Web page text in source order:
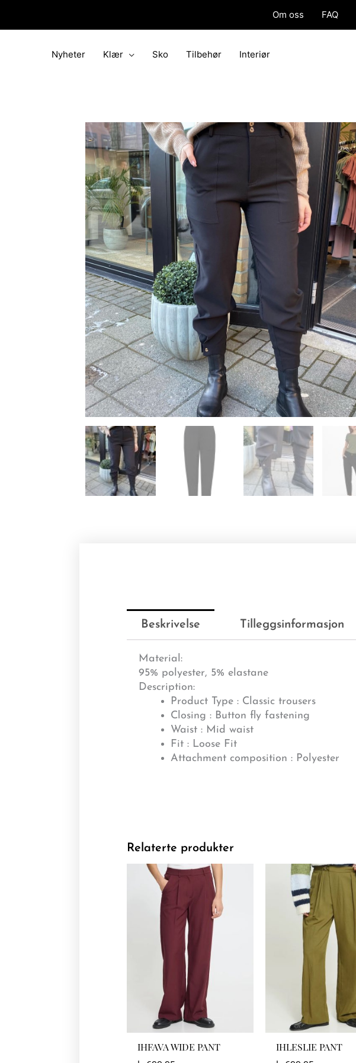
Om oss FAQ
Nyheter Klær Sko Tilbehør Interiør
Beskrivelse Tilleggsinformasjon
Material:
95% polyester, 5% elastane
Description:
Product Type : Classic trousers
Closing : Button fly fastening
Waist : Mid waist
Fit : Loose Fit
Attachment composition : Polyester
Relaterte produkter
IHFAVA WIDE PANT IHLESLIE PANT